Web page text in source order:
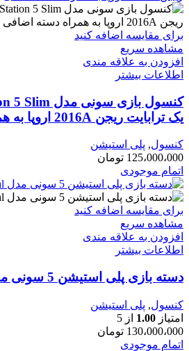
برای مقایسه اضافه کنید
مشاهده سریع
افزودن به علاقه مندی
اطلاعات بیشتر
یک ترابایت ریجن 2016A اروپا به همراه دسته اضافی
کنسول, پلی استیشن
125،000،000 تومان
اتمام موجودی
برای مقایسه اضافه کنید
مشاهده سریع
افزودن به علاقه مندی
اطلاعات بیشتر
دسته بازی پلی استیشن 5 سونی مدل Chroma Teal
کنسول, پلی استیشن
امتیاز 1.00 از 5
130،000،000 تومان
اتمام موجودی